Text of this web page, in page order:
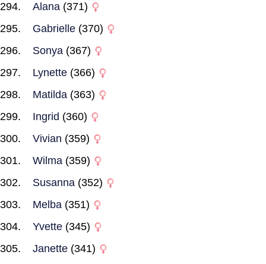
Alana (371)
Gabrielle (370)
Sonya (367)
Lynette (366)
Matilda (363)
Ingrid (360)
Vivian (359)
Wilma (359)
Susanna (352)
Melba (351)
Yvette (345)
Janette (341)